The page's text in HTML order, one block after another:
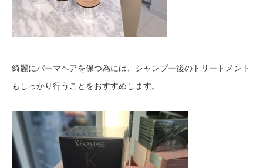
綺麗にパーマヘアを保つ為には、シャンプー後のトリートメント
もしっかり行うことをおすすめします。